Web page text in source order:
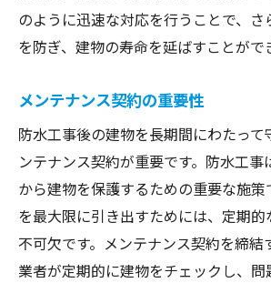
のように迅速な対応を行うことで、さ
を防ぎ、建物の寿命を延ばすことがで
メンテナンス契約の重要性
防水工事後の建物を長期間にわたって
ンテナンス契約が重要です。防水工
から建物を保護するための重要な施
を最大限に引き出すためには、定期
不可欠です。メンテナンス契約を締結
業者が定期的に建物をチェックし、